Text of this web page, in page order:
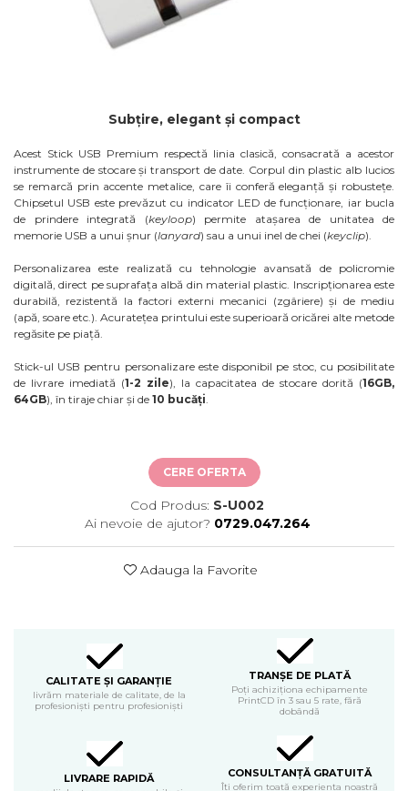
Subțire, elegant și compact
Acest Stick USB Premium respectă linia clasică, consacrată a acestor
instrumente de stocare și transport de date. Corpul din plastic alb lucios
se remarcă prin accente metalice, care îi conferă eleganță și robustețe.
Chipsetul USB este prevăzut cu indicator LED de funcționare, iar bucla
de prindere integrată (keyloop) permite atașarea de unitatea de
memorie USB a unui șnur (lanyard) sau a unui inel de chei (keyclip).
Personalizarea este realizată cu tehnologie avansată de policromie
digitală, direct pe suprafața albă din material plastic. Inscripționarea este
durabilă, rezistentă la factori externi mecanici (zgâriere) și de mediu
(apă, soare etc.). Acuratețea printului este superioară oricărei alte metode
regăsite pe piață.
Stick-ul USB pentru personalizare este disponibil pe stoc, cu posibilitate
de livrare imediată (1-2 zile), la capacitatea de stocare dorită (16GB,
64GB), în tiraje chiar și de 10 bucăți.
CERE OFERTA
Cod Produs: S-U002
Ai nevoie de ajutor? 0729.047.264
Adauga la Favorite
CALITATE ȘI GARANȚIE
livrăm materiale de calitate, de la
profesioniști pentru profesioniști
TRANȘE DE PLATĂ
Poți achiziționa echipamente
PrintCD în 3 sau 5 rate, fără
dobândă
LIVRARE RAPIDĂ CONSULTANȚĂ GRATUITĂ
Îți oferim toată experiența noastră